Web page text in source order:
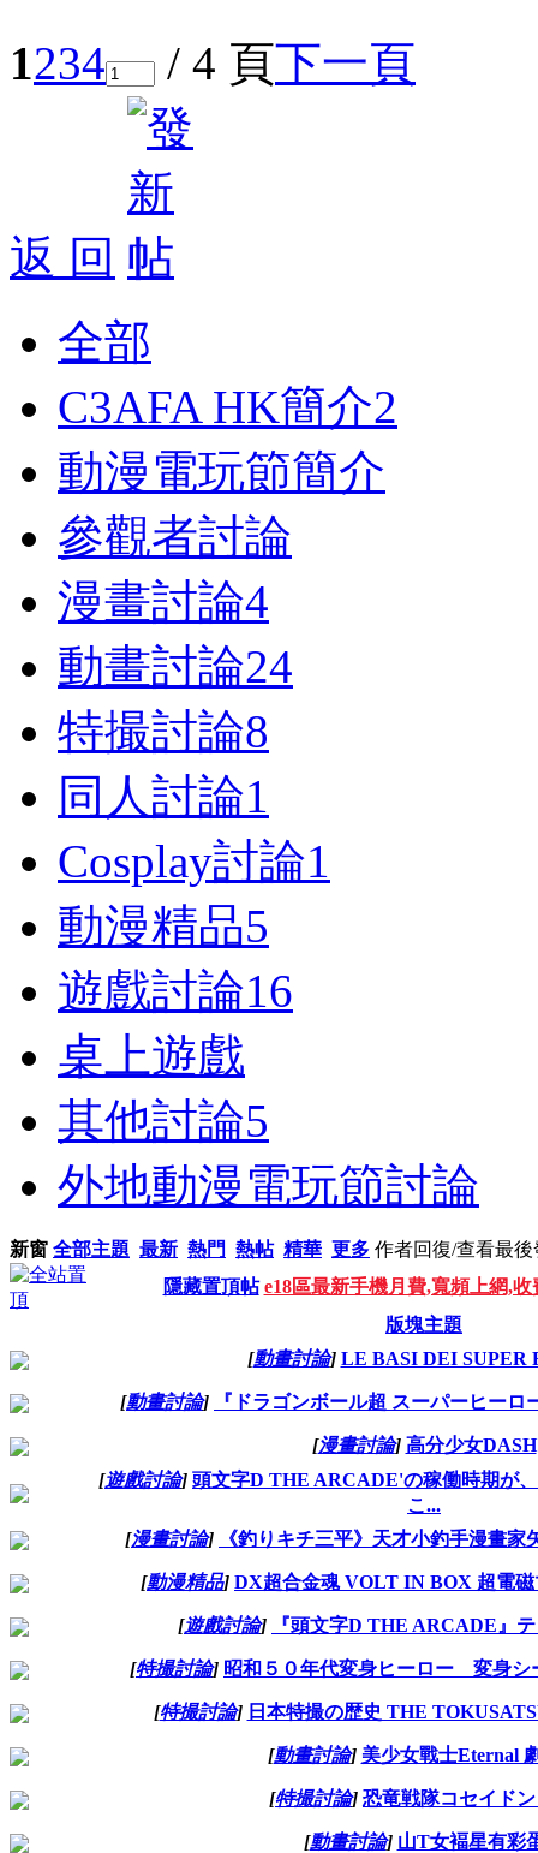
1234 / 4 頁下一頁
返 回
全部
C3AFA HK簡介2
動漫電玩節簡介
參觀者討論
漫畫討論4
動畫討論24
特撮討論8
同人討論1
Cosplay討論1
動漫精品5
遊戲討論16
桌上遊戲
其他討論5
外地動漫電玩節討論
新窗 全部主題 最新 熱門 熱帖 精華 更多 作者回復/查看最後
隱藏置頂帖 e18區最新手機月費,寬頻上網,
版塊主題
[動畫討論] LE BASI DEI SUPER
[動畫討論] 『ドラゴンボール超 スーパーヒーロ
[漫畫討論] 高分少女DASH
[遊戲討論] 頭文字D THE ARCADE'の稼働時期が
こ...
[漫畫討論] 《釣りキチ三平》天才小釣手漫畫家
[動漫精品] DX超合金魂 VOLT IN BOX 超電
[遊戲討論] 『頭文字D THE ARCADE』
[特撮討論] 昭和５０年代変身ヒーロー 変身
[特撮討論] 日本特撮の歴史 THE
[動畫討論] 美少女戰士Eternal
[特撮討論] 恐竜戦隊コセイドン
[動畫討論] 山T女褔星有彩